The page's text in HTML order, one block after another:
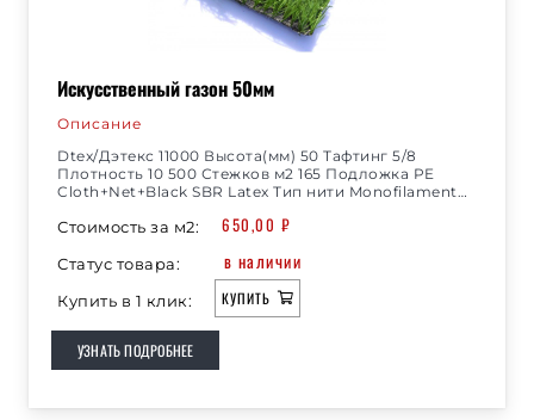
Искусственный газон 50мм
Описание
Dtex/Дэтекс 11000 Высота(мм) 50 Тафтинг 5/8
Плотность 10 500 Стежков м2 165 Подложка PE
Cloth+Net+Black SBR Latex Тип нити Monofilament…
Стоимость за м2: 650,00 ₽
Статус товара: в наличии
Купить в 1 клик: КУПИТЬ
УЗНАТЬ ПОДРОБНЕЕ